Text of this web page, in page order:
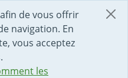
de vous offrir
navigation. En
vous acceptez
les
PAGE